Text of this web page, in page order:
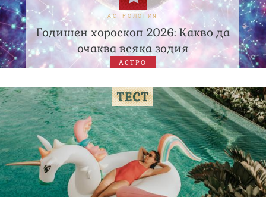
АСТРОЛОГИЯ
Годишен хороскоп 2026: Какво да
очаква всяка зодия
АСТРО